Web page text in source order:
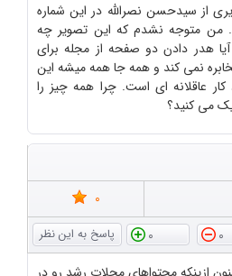
از سیدحسن نصرالله در این شماره
متوجه نشدم که این تصویر چه
هدر دادن دو صفحه از مجله برای
نمی کند و همه جا همه میشه این
کار عاقلانه ای است. چرا همه چیز را
می کنید؟
0
0
0